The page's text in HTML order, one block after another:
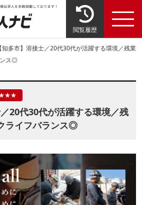
閲覧履歴
知多市】溶接士／20代30代が活躍する環境／残業
ンス◎
★★★
／20代30代が活躍する環境／残
ライフバランス◎